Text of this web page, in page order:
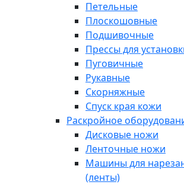
Петельные
Плоскошовные
Подшивочные
Прессы для
Пуговичные
Рукавные
Скорняжные
Спуск края кожи
Раскройное
Дисковые ножи
Ленточные ножи
Машины для
(ленты)